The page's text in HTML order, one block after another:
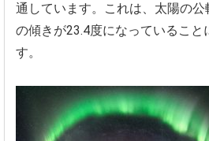
通しています。
これは、太陽の
の傾きが23.4度になっているこ
す。